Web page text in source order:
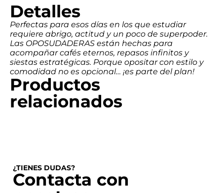
Detalles
Perfectas para esos días en los que estudiar
requiere abrigo, actitud y un poco de superpoder.
Las OPOSUDADERAS están hechas para
acompañar cafés eternos, repasos infinitos y
siestas estratégicas. Porque opositar con estilo y
comodidad no es opcional… ¡es parte del plan!
Productos
relacionados
¿TIENES DUDAS?
Contacta con